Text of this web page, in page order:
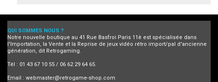
QUI SOMMES NOUS ?
Notre nouvelle boutique au 41 Rue Basfroi Paris 11è est spécialisée dans
l'Importation, la Vente et la Reprise de jeux vidéo rétro import/pal d'ancienne
génération, dit Retrogaming.
Tél : 01 43 67 10 55 / 06 62 29 64 65.
Email : webmaster@retrogame-shop.com